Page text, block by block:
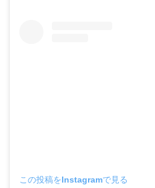
この投稿をInstagramで見る